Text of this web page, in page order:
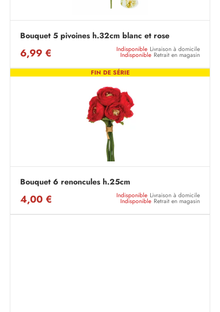
Bouquet 5 pivoines h.32cm blanc et rose
6,99 € Indisponible Livraison à domicile
Indisponible Retrait en magasin
FIN DE SÉRIE
Bouquet 6 renoncules h.25cm
4,00 € Indisponible Livraison à domicile
Indisponible Retrait en magasin